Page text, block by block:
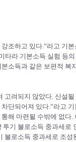
조하고 있다.”라고 기
타라 기본소득 실험 등
소득과 같은 보편적 복
려되지 않았다. 신설될
단되어져 있다.”라고
해 마련될 수밖에 없다.
기 불로소득 중과세로
불로소득 중과세로 조성